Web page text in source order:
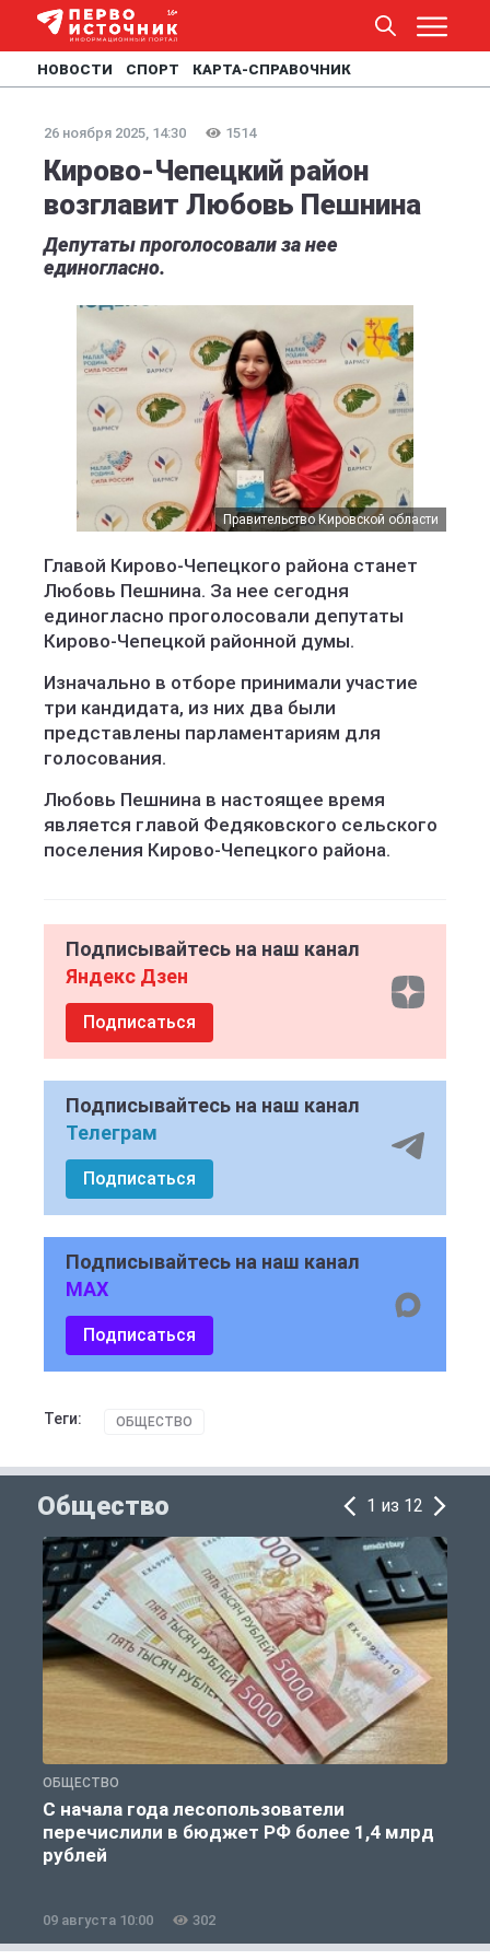
НОВОСТИ СПОРТ КАРТА-СПРАВОЧНИК
26 ноября 2025, 14:30 1514
Кирово-Чепецкий район
возглавит Любовь Пешнина
Депутаты проголосовали за нее
единогласно.
Правительство Кировской области
Главой Кирово-Чепецкого района станет
Любовь Пешнина. За нее сегодня
единогласно проголосовали депутаты
Кирово-Чепецкой районной думы.
Изначально в отборе принимали участие
три кандидата, из них два были
представлены парламентариям для
голосования.
Любовь Пешнина в настоящее время
является главой Федяковского сельского
поселения Кирово-Чепецкого района.
Подписывайтесь на наш канал
Яндекс Дзен
Подписаться
Подписывайтесь на наш канал
Телеграм
Подписаться
Подписывайтесь на наш канал
MAX
Подписаться
Теги: ОБЩЕСТВО
Общество 1 из 12
ОБЩЕСТВО
С начала года лесопользователи
перечислили в бюджет РФ более 1,4 млрд
рублей
09 августа 10:00 302